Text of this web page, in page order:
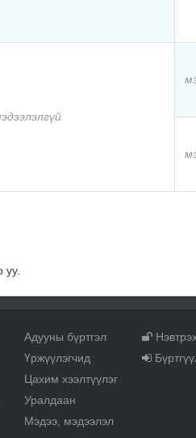
уу.
Адууны бүртгэл
Үржүүлэгчид
Цахим хээлтүүлэг
Уралдаан
Мэдээ, мэдээлэл